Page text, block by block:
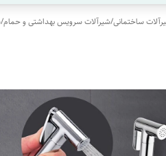
ساختمانی/شیرآلات سرویس بهداشتی و حمام/